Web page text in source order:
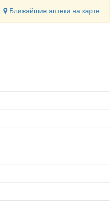
Ближайшие аптеки на карте